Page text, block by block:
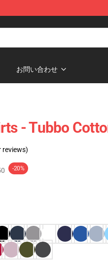
お問い合わせ
- Tubbo
reviews)
-20%